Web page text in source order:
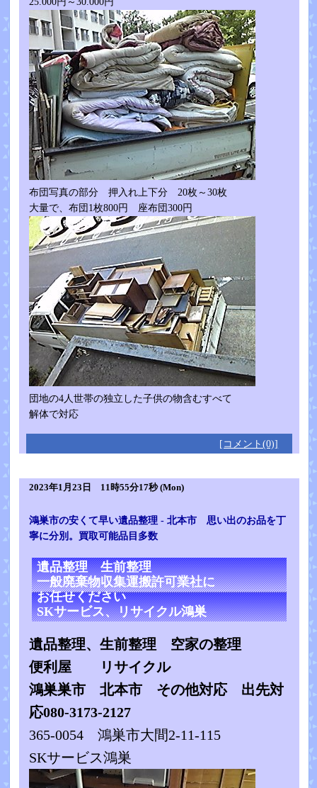
布団写真の部分 押入れ上下分 20枚～30枚
大量で、布団1枚800円 座布団300円
団地の4人世帯の独立した子供の物含むすべて
解体で対応
[コメント(0)]
2023年1月23日 11時55分17秒 (Mon)
鴻巣市の安くて早い遺品整理 - 北本市 思い出のお品を丁
寧に分別。買取可能品目多数
遺品整理 生前整理
一般廃棄物収集運搬許可業社に
お任せください
SKサービス、リサイクル鴻巣
遺品整理、生前整理 空家の整理
便利屋
リサイクル
鴻巣巣市 北本市 その他対応 出先対
応080-3173-2127
365-0054 鴻巣市大間2-11-115
SKサービス鴻巣